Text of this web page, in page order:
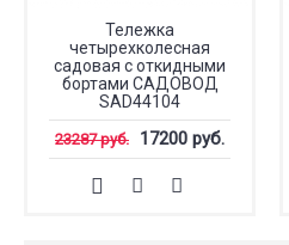
Тележка
четырехколесная
садовая с откидными
бортами САДОВОД
SAD44104
23287 руб. 17200 руб.